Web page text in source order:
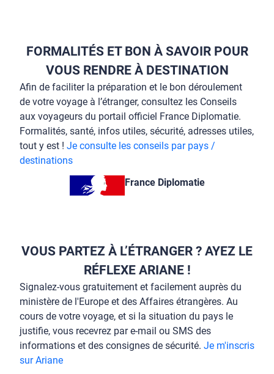
FORMALITÉS ET BON À SAVOIR POUR
VOUS RENDRE À DESTINATION
Afin de faciliter la préparation et le bon déroulement
de votre voyage à l’étranger, consultez les Conseils
aux voyageurs du portail officiel France Diplomatie.
Formalités, santé, infos utiles, sécurité, adresses utiles,
tout y est ! Je consulte les conseils par pays /
destinations
France Diplomatie
VOUS PARTEZ À L’ÉTRANGER ? AYEZ LE
RÉFLEXE ARIANE !
Signalez-vous gratuitement et facilement auprès du
ministère de l'Europe et des Affaires étrangères. Au
cours de votre voyage, et si la situation du pays le
justifie, vous recevrez par e-mail ou SMS des
informations et des consignes de sécurité. Je m'inscris
sur Ariane